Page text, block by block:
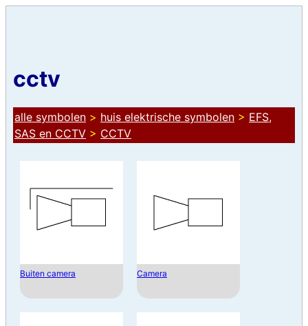
cctv
alle symbolen > huis elektrische symbolen > EFS,
SAS en CCTV > CCTV
Buiten camera Camera